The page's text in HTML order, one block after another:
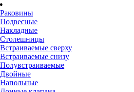
Раковины
Подвесные
Накладные
Столешницы
Встраиваемые сверху
Встраиваемые снизу
Полувстраиваемые
Двойные
Напольные